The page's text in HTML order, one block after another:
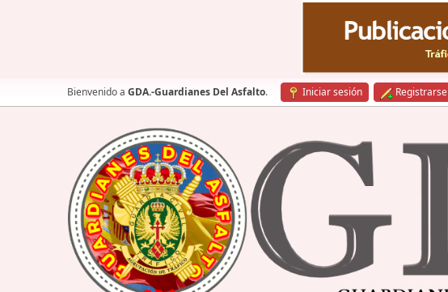
Bienvenido a GDA.-Guardianes Del Asfalto. Iniciar sesión Registrarse